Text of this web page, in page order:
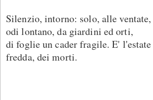
Silenzio, intorno: solo, alle ventate,
odi lontano, da giardini ed orti,
di foglie un cader fragile. E' l'estate
fredda, dei morti.